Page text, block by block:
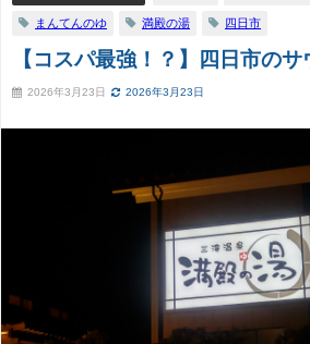
まんてんのゆ 満殿の湯 四日市
【コスパ最強！？】四日市のサ
2026年3月23日 2026年3月23日